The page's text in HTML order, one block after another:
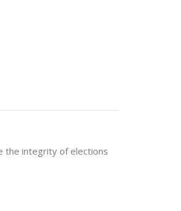
the integrity of elections